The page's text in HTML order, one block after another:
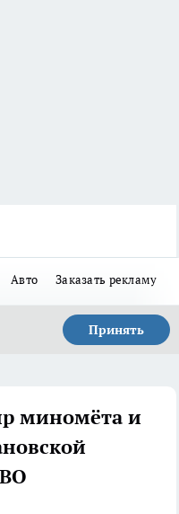
Авто Заказать рекламу
Принять
миномёта и